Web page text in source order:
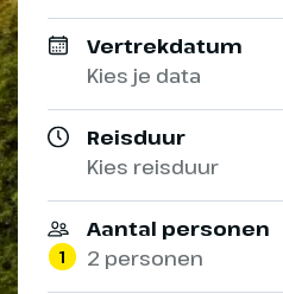
Vertrekdatum
Kies je data
Reisduur
Kies reisduur
Aantal personen
1 2 personen